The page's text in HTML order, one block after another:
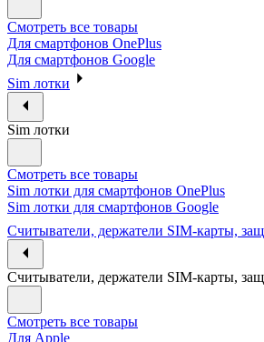
Смотреть все товары
Для смартфонов OnePlus
Для смартфонов Google
Sim лотки
Sim лотки
Смотреть все товары
Sim лотки для смартфонов OnePlus
Sim лотки для смартфонов Google
Считыватели, держатели SIM-карты,
Считыватели, держатели SIM-карты,
Смотреть все товары
Для Apple